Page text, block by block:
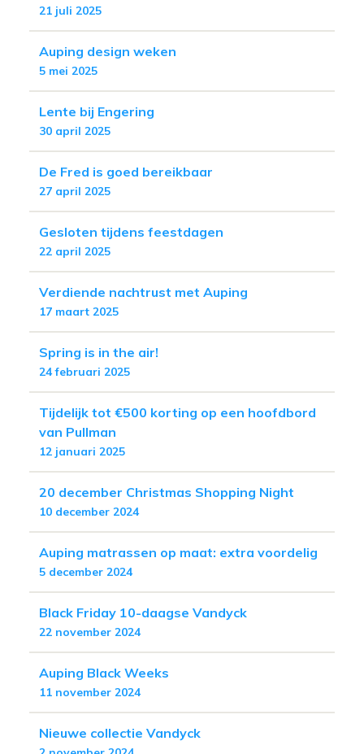
21 juli 2025
Auping design weken
5 mei 2025
Lente bij Engering
30 april 2025
De Fred is goed bereikbaar
27 april 2025
Gesloten tijdens feestdagen
22 april 2025
Verdiende nachtrust met Auping
17 maart 2025
Spring is in the air!
24 februari 2025
Tijdelijk tot €500 korting op een hoofdbord
van Pullman
12 januari 2025
20 december Christmas Shopping Night
10 december 2024
Auping matrassen op maat: extra voordelig
5 december 2024
Black Friday 10-daagse Vandyck
22 november 2024
Auping Black Weeks
11 november 2024
Nieuwe collectie Vandyck